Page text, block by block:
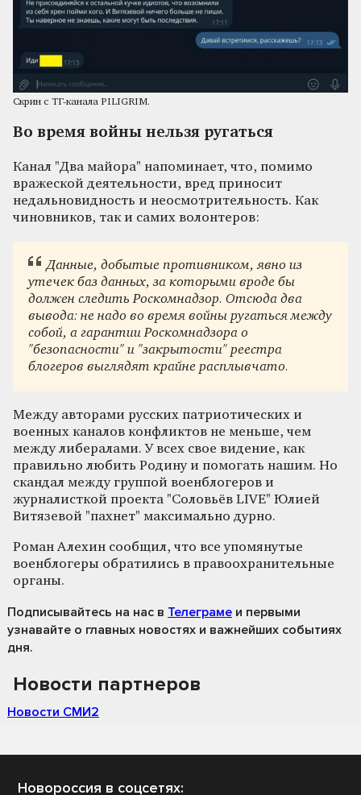
Скрин с ТГ-канала PILIGRIM.
Во время войны нельзя ругаться
Канал "Два майора" напоминает, что, помимо
вражеской деятельности, вред приносит
недальновидность и неосмотрительность. Как
чиновников, так и самих волонтеров:
Данные, добытые противником, явно из
утечек баз данных, за которыми вроде бы
должен следить Роскомнадзор. Отсюда два
вывода: не надо во время войны ругаться между
собой, а гарантии Роскомнадзора о
"безопасности" и "закрытости" реестра
блогеров выглядят крайне расплывчато.
Между авторами русских патриотических и
военных каналов конфликтов не меньше, чем
между либералами. У всех свое видение, как
правильно любить Родину и помогать нашим. Но
скандал между группой военблогеров и
журналисткой проекта "Соловьёв LIVE" Юлией
Витязевой "пахнет" максимально дурно.
Роман Алехин сообщил, что все упомянутые
военблогеры обратились в правоохранительные
органы.
Подписывайтесь на нас в Телеграме и первыми
узнавайте о главных новостях и важнейших событиях
дня.
Новости партнеров
Новости СМИ2
Новороссия в соцсетях: